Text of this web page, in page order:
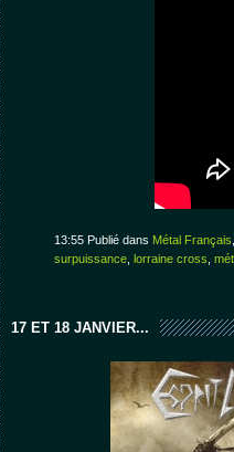
13:55 Publié dans Métal Français
surpuissance lorraine cross
17 ET 18 JANVIER...